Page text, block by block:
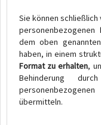
Sie können
personenbezogenen
dem oben genannten
haben, in einem
Format zu erhalten,
Behinderung
übermitteln.